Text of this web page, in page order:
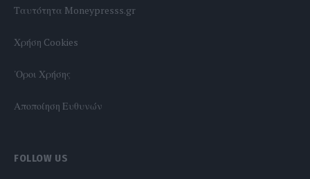
Tαυτότητα Moneypresss.gr
Χρήση Cookies
'Οροι Χρήσης
Αποποίηση Ευθυνών
FOLLOW US